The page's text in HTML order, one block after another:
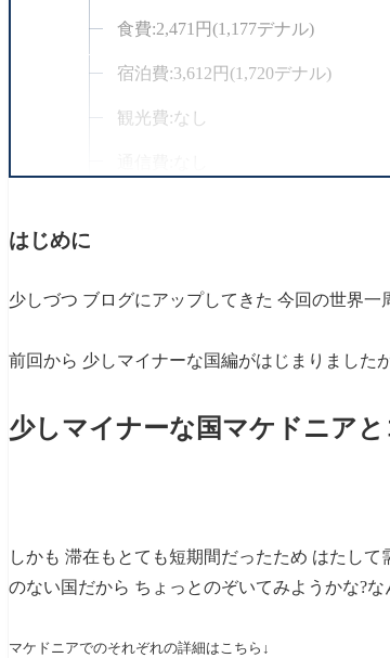
食費:2,471円(1,177デナル)
宿泊費:3,612円(1,720デナル)
観光費:なし
コソボでかかった費用1,404円(10.8Euro)/
宿泊費 観光費 通信費:なし
雑費:416円(3.2Euro)
はじめに
少しづつ ブログにアップしてきた 今回の世界一
前回から 少しマイナーな国編がはじまりました
少しマイナーな国マケドニアと
しかも 滞在もとても短期間だったため はたし
のない国だから ちょっとのぞいてみようかな?
マケドニアでのそれぞれの詳細はこちら↓